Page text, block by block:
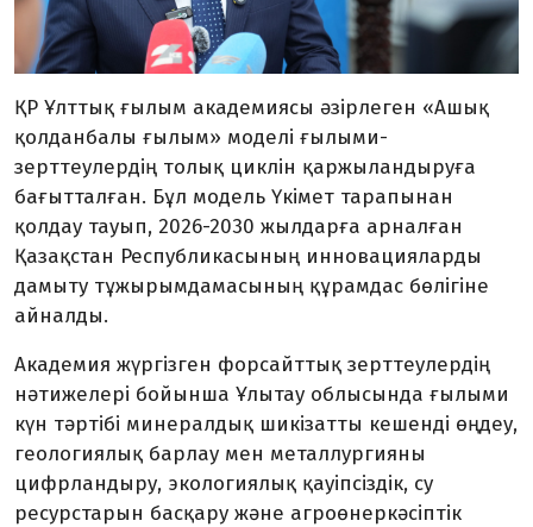
ҚР Ұлттық ғылым академиясы әзірлеген «Ашық
қолданбалы ғылым» моделі ғылыми-
зерттеулердің толық циклін қаржыландыруға
бағытталған. Бұл модель Үкімет тарапынан
қолдау тауып, 2026-2030 жылдарға арналған
Қазақстан Республикасының инновацияларды
дамыту тұжырымдамасының құрамдас бөлігіне
айналды.
Академия жүргізген форсайттық зерттеулердің
нәтижелері бойынша Ұлытау облысында ғылыми
күн тәртібі минералдық шикізатты кешенді өңдеу,
геологиялық барлау мен металлургияны
цифрландыру, экологиялық қауіпсіздік, су
ресурстарын басқару және агроөнеркәсіптік